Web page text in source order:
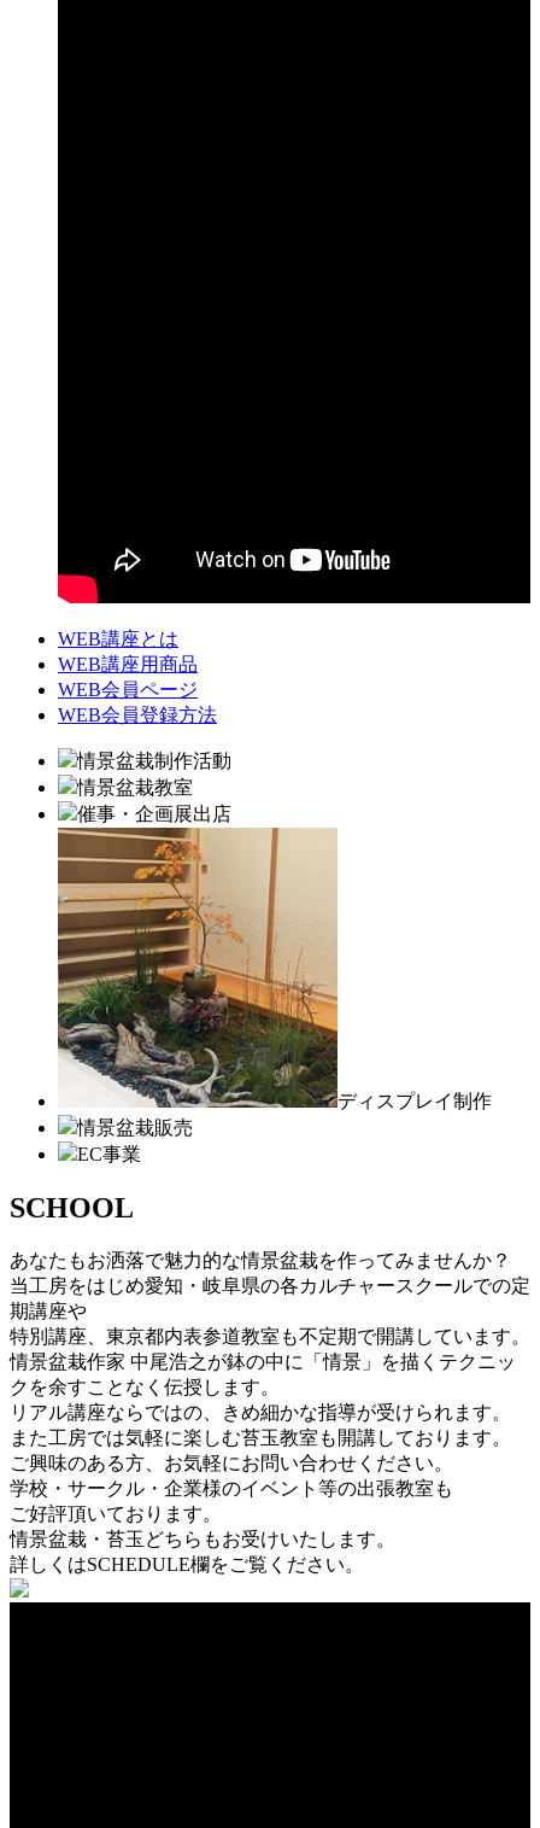
WEB講座とは
WEB講座用商品
WEB会員ページ
WEB会員登録方法
情景盆栽制作活動
情景盆栽教室
催事・企画展出店
ディスプレイ制作
情景盆栽販売
EC事業
SCHOOL
あなたもお洒落で魅力的な情景盆栽を作ってみませんか？
当工房をはじめ愛知・岐阜県の各カルチャースクールでの定
期講座や
特別講座、東京都内表参道教室も不定期で開講しています。
情景盆栽作家 中尾浩之が鉢の中に「情景」を描くテクニッ
クを余すことなく伝授します。
リアル講座ならではの、きめ細かな指導が受けられます。
また工房では気軽に楽しむ苔玉教室も開講しております。
ご興味のある方、お気軽にお問い合わせください。
学校・サークル・企業様のイベント等の出張教室も
ご好評頂いております。
情景盆栽・苔玉どちらもお受けいたします。
詳しくはSCHEDULE欄をご覧ください。